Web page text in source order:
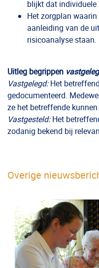
blijkt dat
Het zorgplan
aanleiding van de
risicoanalyse staan.
Uitleg begrippen
Vastgelegd:Het
gedocumenteerd.
ze het betreffende
Vastgesteld:Het
zodanig bekend bij
Overige